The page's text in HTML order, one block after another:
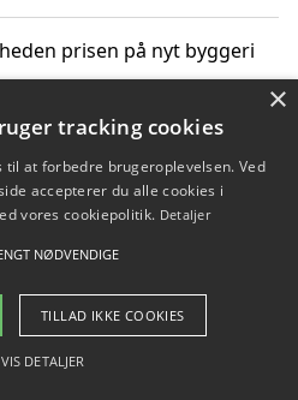
prisen på nyt byggeri
uden binding
- Pilanto Aps
Blog Betingelser
×
tracking cookies
til at forbedre brugeroplevelsen. Ved
accepterer du alle cookies i
vores cookiepolitik. Detaljer
NØDVENDIGE
TILLAD IKKE COOKIES
VIS DETALJER